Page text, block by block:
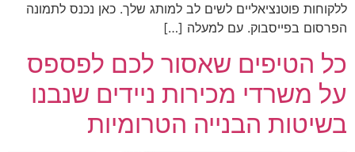
ללקוחות פוטנציאליים לשים לב למותג שלך. כאן נכנס לתמונה
הפרסום בפייסבוק. עם למעלה […]
כל הטיפים שאסור לכם לפספס
על משרדי מכירות ניידים שנבנו
בשיטות הבנייה הטרומיות